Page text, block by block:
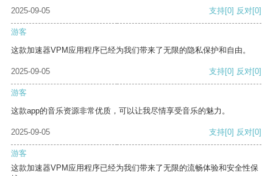
2025-09-05
支持[0] 反对[0]
游客
这款加速器VPM应用程序已经为我们带来了无限的隐私保护和自由。
2025-09-05 支持[0] 反对[0]
游客
这款app的音乐资源非常优质，可以让我尽情享受音乐的魅力。
2025-09-05 支持[0] 反对[0]
游客
这款加速器VPM应用程序已经为我们带来了无限的流畅体验和安全性保